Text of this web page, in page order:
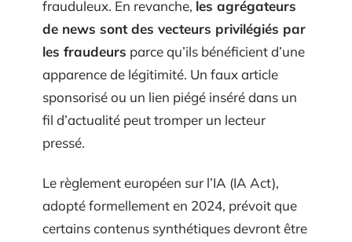
frauduleux. En revanche, les agrégateurs
de news sont des vecteurs privilégiés par
les fraudeurs parce qu’ils bénéficient d’une
apparence de légitimité. Un faux article
sponsorisé ou un lien piégé inséré dans un
fil d’actualité peut tromper un lecteur
pressé.
Le règlement européen sur l’IA (IA Act),
adopté formellement en 2024, prévoit que
certains contenus synthétiques devront être